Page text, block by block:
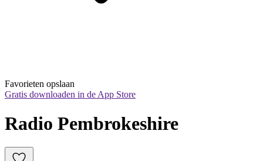
Favorieten opslaan
Gratis downloaden in de App Store
Radio Pembrokeshire